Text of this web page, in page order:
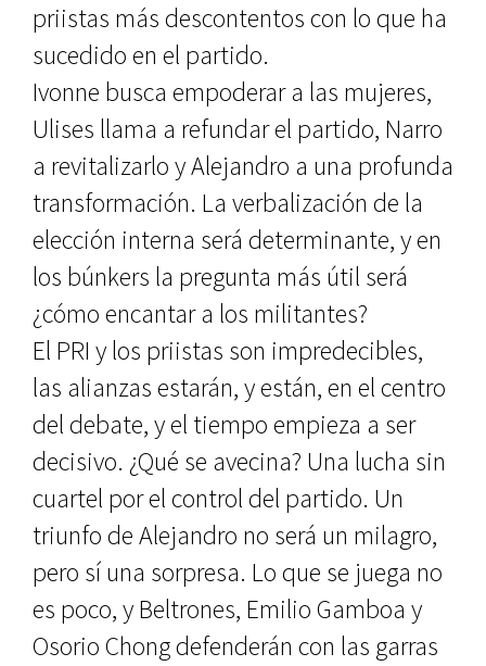
priistas más descontentos con lo que ha
sucedido en el partido.
Ivonne busca empoderar a las mujeres,
Ulises llama a refundar el partido, Narro
a revitalizarlo y Alejandro a una profunda
transformación. La verbalización de la
elección interna será determinante, y en
los búnkers la pregunta más útil será
¿cómo encantar a los militantes?
El PRI y los priistas son impredecibles,
las alianzas estarán, y están, en el centro
del debate, y el tiempo empieza a ser
decisivo. ¿Qué se avecina? Una lucha sin
cuartel por el control del partido. Un
triunfo de Alejandro no será un milagro,
pero sí una sorpresa. Lo que se juega no
es poco, y Beltrones, Emilio Gamboa y
Osorio Chong defenderán con las garras